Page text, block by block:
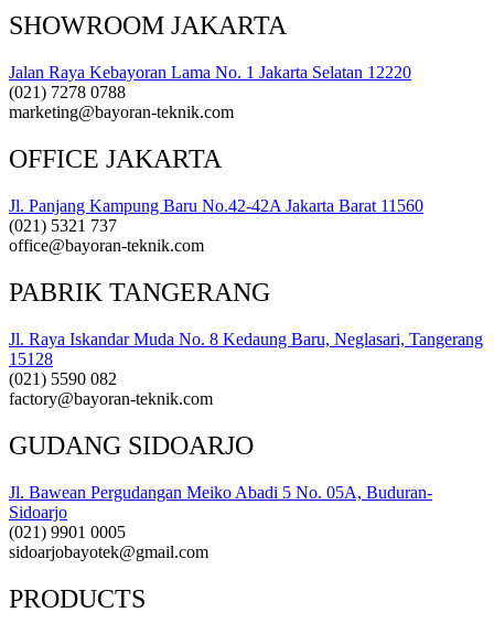
SHOWROOM JAKARTA
Jalan Raya Kebayoran Lama No. 1 Jakarta Selatan 12220
(021) 7278 0788
marketing@bayoran-teknik.com
OFFICE JAKARTA
Jl. Panjang Kampung Baru No.42-42A Jakarta Barat 11560
(021) 5321 737
office@bayoran-teknik.com
PABRIK TANGERANG
Jl. Raya Iskandar Muda No. 8 Kedaung Baru, Neglasari, Tangerang
15128
(021) 5590 082
factory@bayoran-teknik.com
GUDANG SIDOARJO
Jl. Bawean Pergudangan Meiko Abadi 5 No. 05A, Buduran-
Sidoarjo
(021) 9901 0005
sidoarjobayotek@gmail.com
PRODUCTS